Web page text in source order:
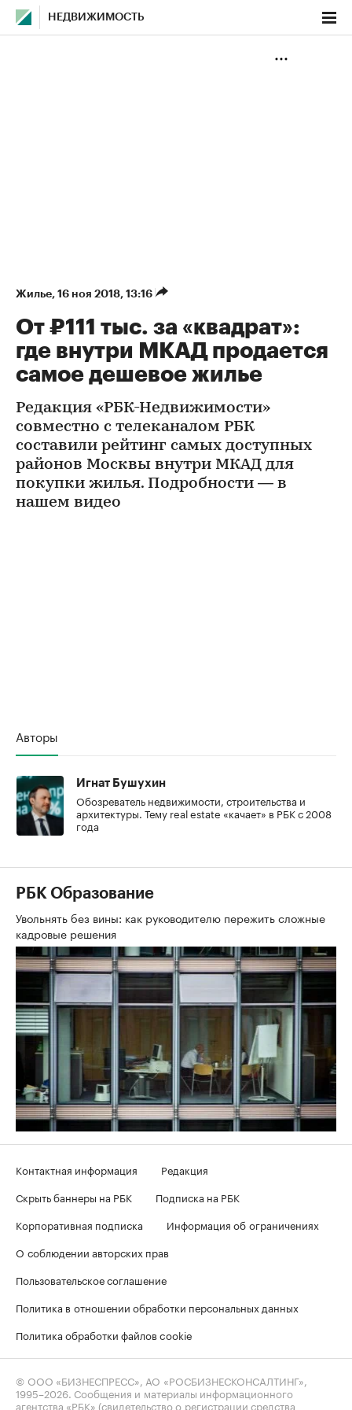
НЕДВИЖИМОСТЬ
Жилье⁠, 16 ноя 2018, 13:16
От ₽111 тыс. за «квадрат»:
где внутри МКАД продается
самое дешевое жилье
Редакция «РБК-Недвижимости»
совместно с телеканалом РБК
составили рейтинг самых доступных
районов Москвы внутри МКАД для
покупки жилья. Подробности — в
нашем видео
Авторы
Игнат Бушухин
Обозреватель недвижимости, строительства и
архитектуры. Тему real estate «качает» в РБК с 2008
года
РБК Образование
Увольнять без вины: как руководителю пережить сложные
кадровые решения
Контактная информация
Редакция
Скрыть баннеры на РБК
Подписка на РБК
Корпоративная подписка
Информация об ограничениях
О соблюдении авторских прав
Пользовательское соглашение
Политика в отношении обработки персональных данных
Политика обработки файлов cookie
© ООО «БИЗНЕСПРЕСС», АО «РОСБИЗНЕСКОНСАЛТИНГ»,
1995–2026 . Сообщения и материалы информационного
агентства «РБК» (свидетельство о регистрации средства